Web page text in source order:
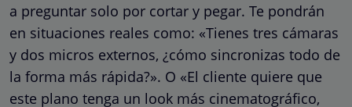
a preguntar solo por cortar y pegar. Te pondrán
en situaciones reales como: «Tienes tres cámaras
y dos micros externos, ¿cómo sincronizas todo de
la forma más rápida?». O «El cliente quiere que
este plano tenga un look más cinematográfico,